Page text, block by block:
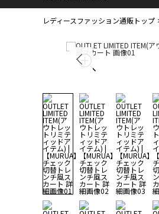
レディースファッション通販トップ